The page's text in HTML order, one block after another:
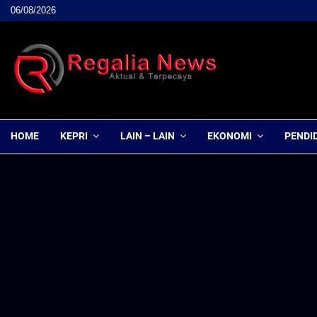
06/08/2026
HOME KEPRI LAIN – LAIN EKONOMI